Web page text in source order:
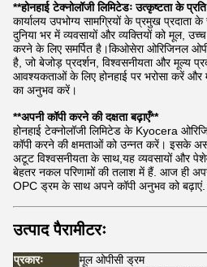
**होनहाई टेक्नोलॉजी लिमिटेडः उत्कृष्टता के प्रति
कार्यालय उपभोग्य सामग्रियों के प्रमुख प्रदाता
दुनिया भर में व्यवसायों और व्यक्तियों को मूल, उच्च
करने के लिए समर्पित है।किओसेरा ओरिजिनल
है, जो बेजोड़ प्रदर्शन, विश्वसनीयता और मूल्य
आवश्यकताओं के लिए होनहाई पर भरोसा करें
का अनुभव करें।
**अपनी कॉपी करने की दक्षता बढ़ाएँ**
होनहाई टेक्नोलॉजी लिमिटेड के Kyocera
कॉपी करने की क्षमताओं को उन्नत करें। इसके
अटूट विश्वसनीयता के साथ,यह व्यवसायों और
बेहतर नकल परिणामों की तलाश में हैं. आज ही
OPC ड्रम के साथ अपने कॉपी अनुभव को बढ़ाएं.
उत्पाद पैरामीटरः
प्रकारः
मूल ओपीसी ड्रम